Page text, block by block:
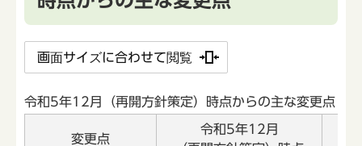
画面サイズに合わせて閲覧
令和5年12月（再開方針策定）時点からの主な変更点
変更点
令和5年12月